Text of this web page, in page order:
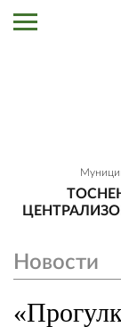
Новости